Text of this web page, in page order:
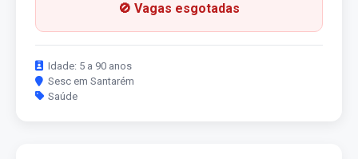
🚫 Vagas esgotadas
Idade: 5 a 90 anos
Sesc em Santarém
Saúde